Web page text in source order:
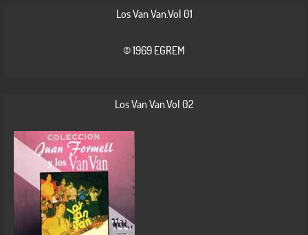
Los Van Van.Vol 01
© 1969 EGREM
Los Van Van.Vol 02